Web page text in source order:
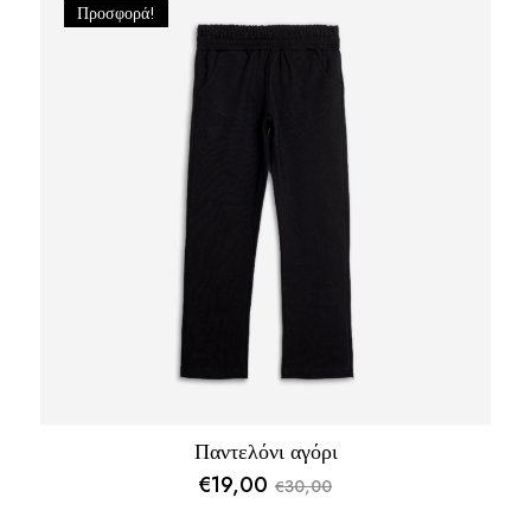
Προσφορά!
Παντελόνι αγόρι
€30,00
Original
€19,00Η